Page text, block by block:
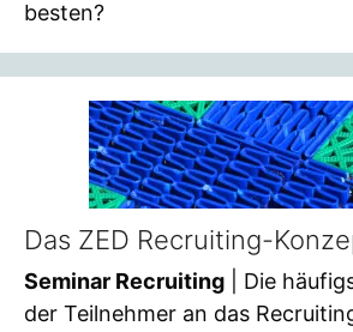
besten?
Das ZED Recruiting-
Seminar Recruiting | Die
der Teilnehmer an das